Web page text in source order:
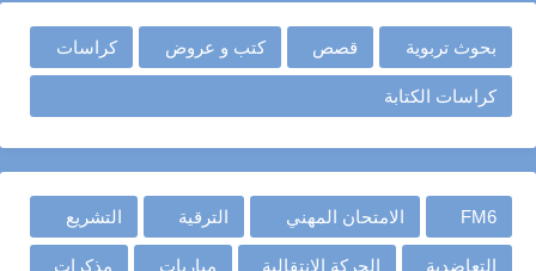
بحوث تربوية قصص كتب و عروض كراسات
كراسات الكتابة
FM6 الامتحان المهني الترقية التشريع
التعاضدية الحركة الانتقالية مباريات مذكرات